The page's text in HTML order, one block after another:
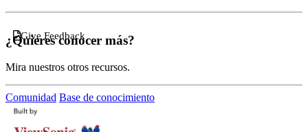
Give Feedback
¿Quieres conocer más?
Mira nuestros otros recursos.
Comunidad Base de conocimiento